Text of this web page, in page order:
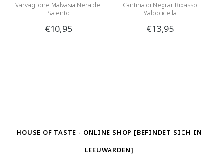
Varvaglione Malvasia Nera del
Salento
€10,95
Cantina di Negrar Ripasso
Valpolicella
€13,95
HOUSE OF TASTE - ONLINE SHOP [BEFINDET SICH IN
LEEUWARDEN]